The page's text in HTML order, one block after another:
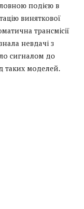
подією в
виняткової
трансмісії
невдачі з
сигналом до
таких моделей.